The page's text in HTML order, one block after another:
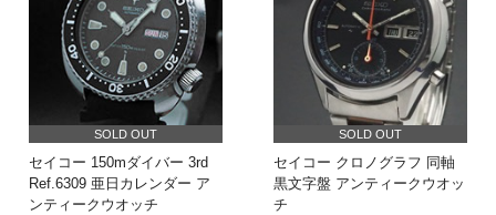
SOLD OUT
セイコー 150mダイバー 3rd
Ref.6309 亜日カレンダー ア
ンティークウオッチ
SOLD OUT
セイコー クロノグラフ 同軸
黒文字盤 アンティークウオッ
チ